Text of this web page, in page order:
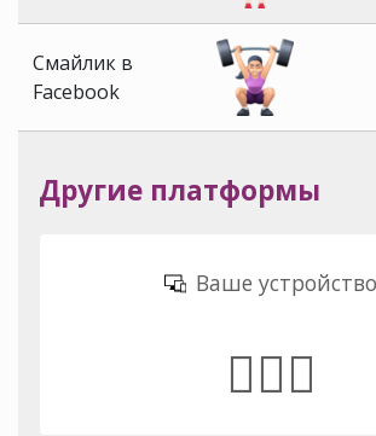
Смайлик в
Facebook
Другие платформы
Ваше устройство
🏋🏻‍♀️